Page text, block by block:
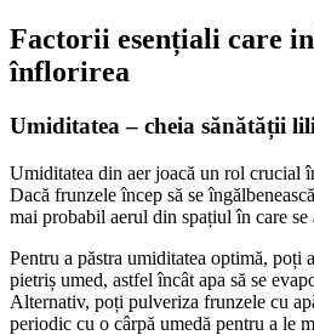
Factorii esențiali care
înflorirea
Umiditatea – cheia sănătății
Umiditatea din aer joacă un rol crucial
Dacă frunzele încep să se
mai probabil aerul din spațiul în care se
Pentru a păstra umiditatea optimă, poți
pietriș umed, astfel încât apa să se
Alternativ, poți pulveriza frunzele cu
periodic cu o cârpă umedă pentru a le